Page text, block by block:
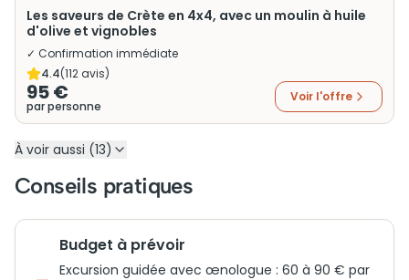
Les saveurs de Crète en 4x4, avec un moulin à huile
d'olive et vignobles
✓ Confirmation immédiate
4.4(112avis)
95 €
par personne
Voir l'offre
À voir aussi (13)
Conseils pratiques
Budget à prévoir
Excursion guidée avec œnologue : 60 à 90 € par